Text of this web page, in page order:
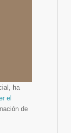
ha
el
de